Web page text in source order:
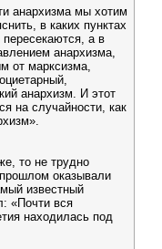
анархизма мы хотим
в каких пунктах
а в
анархизма,
от марксизма,
анархизм. И этот
на случайности, как
то не трудно
оказывали
известный
«Почти вся
находилась под